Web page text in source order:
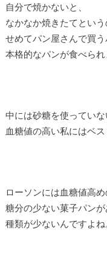
自分で焼かないと、
なかなか焼きたてという
せめてパン屋さんで買う
本格的なパンが食べられ
中には砂糖を使っていな
血糖値の高い私にはベス
ローソンには血糖値高
糖分の少ない菓子パン
種類が少ないんですよね